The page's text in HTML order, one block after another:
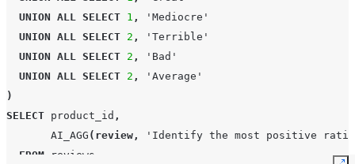
UNION ALL SELECT 1 ,
'Mediocre'
UNION ALL SELECT 2 ,
'Terrible'
UNION ALL SELECT 2 ,
'Bad'
UNION ALL SELECT 2 ,
'Average'
)
SELECT product_id ,
AI_AGG ( review ,
'Identify the most positive
FROM
reviews